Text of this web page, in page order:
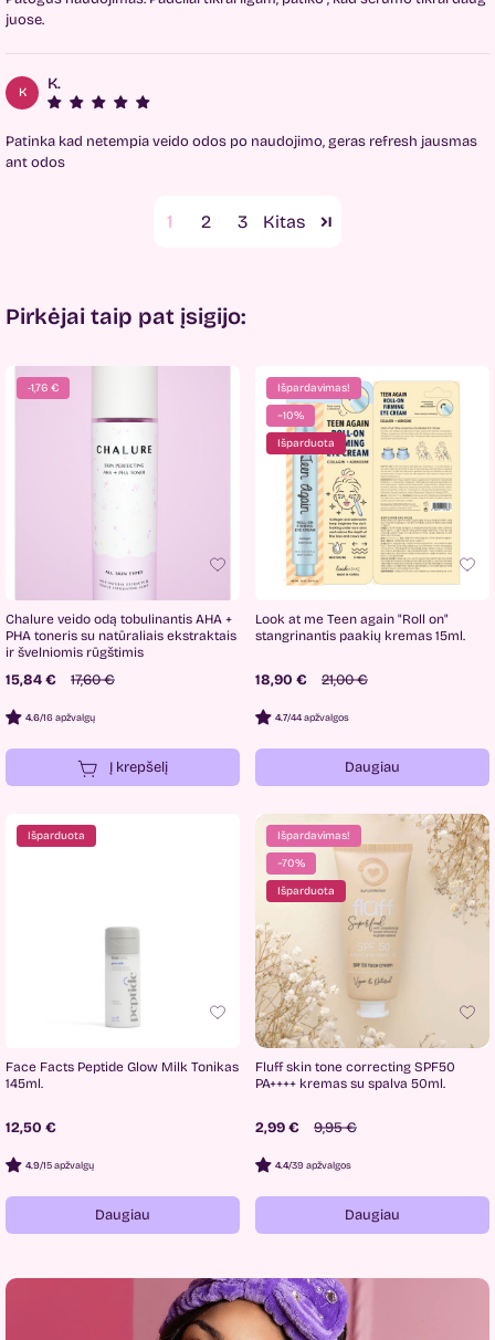
juose.
K K.
Patinka kad netempia veido odos po naudojimo, geras refresh jausmas
ant odos
1 2 3
Pirkėjai taip pat įsigijo:
-1,76 €
Chalure veido odą tobulinantis AHA +
PHA toneris su natūraliais ekstraktais
ir švelniomis rūgštimis
15,84 € 17,60 €
4.6/16 apžvalgų
Į krepšelį
Išpardavimas!
−10%
Išparduota
Look at me Teen again "Roll on"
stangrinantis paakių kremas 15ml.
18,90 € 21,00 €
4.7/44 apžvalgos
Daugiau
Išparduota
Face Facts Peptide Glow Milk Tonikas
145ml.
12,50 €
4.9/15 apžvalgų
Daugiau
Išpardavimas!
−70%
Išparduota
Fluff skin tone correcting SPF50
PA++++ kremas su spalva 50ml.
2,99 € 9,95 €
4.4/39 apžvalgos
Daugiau